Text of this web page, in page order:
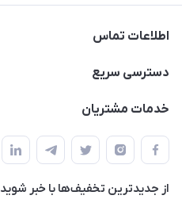
اطلاعات تماس
09175273898
خانگی امید جنوب
دسترسی سریع
حساب کاربری
لیست محصولات
درباره ما
خدمات مشتریان
قوانین و مقررات سایت
حریم خصوصی
راهنما
از جدید‌ترین تخفیف‌ها با‌ خبر شوید